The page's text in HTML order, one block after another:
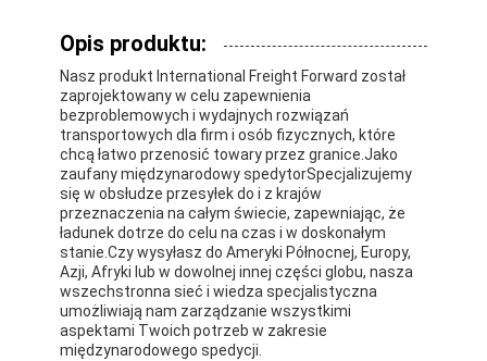
Opis produktu:
Nasz produkt International Freight Forward został
zaprojektowany w celu zapewnienia
bezproblemowych i wydajnych rozwiązań
transportowych dla firm i osób fizycznych, które
chcą łatwo przenosić towary przez granice.Jako
zaufany międzynarodowy spedytorSpecjalizujemy
się w obsłudze przesyłek do i z krajów
przeznaczenia na całym świecie, zapewniając, że
ładunek dotrze do celu na czas i w doskonałym
stanie.Czy wysyłasz do Ameryki Północnej, Europy,
Azji, Afryki lub w dowolnej innej części globu, nasza
wszechstronna sieć i wiedza specjalistyczna
umożliwiają nam zarządzanie wszystkimi
aspektami Twoich potrzeb w zakresie
międzynarodowego spedycji.